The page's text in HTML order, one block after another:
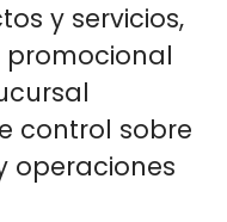
y servicios,
control sobre
operaciones